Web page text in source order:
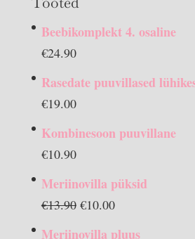
Beebikomplekt 4. osaline
€24.90
Rasedate puuvillased
€19.00
Kombinesoon puuvillane
€10.90
Meriinovilla püksid
€13.90 Algne
€10.00Praegune
Meriinovilla pluus